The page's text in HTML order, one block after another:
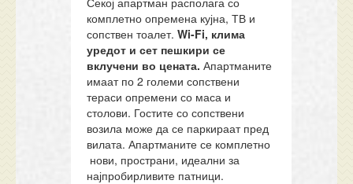
комплетно опремена кујна, ТВ и
сопствен тоалет.Wi-Fi, клима
уредот и сет пешкири се
вклучени во цената. Апартманите
имаат по 2 големи сопствени
тераси опремени со маса и
столови. Гостите со сопствени
возила може да се паркираат пред
вилата. Апартманите се комплетно
нови, пространи, идеални за
најпробирливите патници.